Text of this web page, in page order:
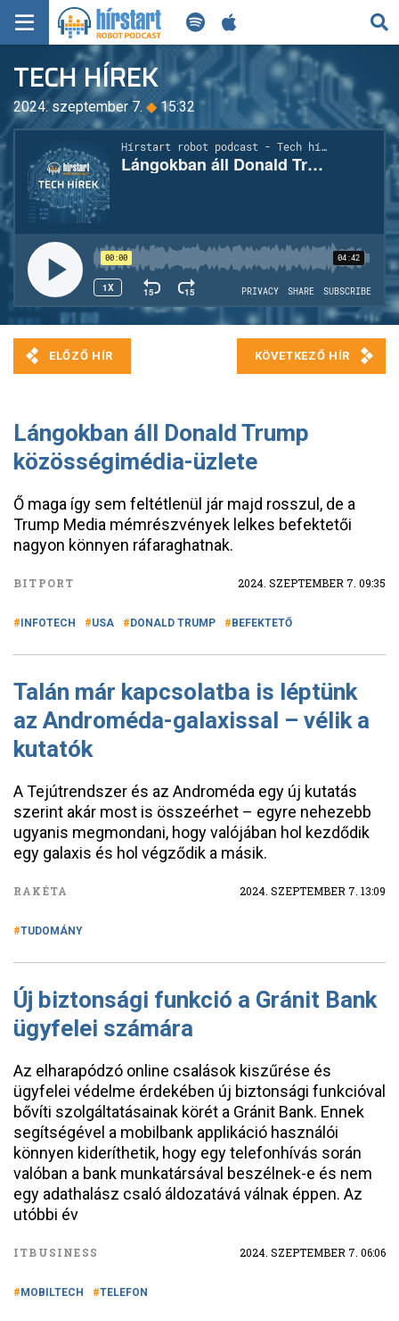
KERESÉS
KEZDŐLAP
FRISS HÍREK
TECH HÍREK
FILM-ZENE-SZÓRAKOZÁS
PLAYLIST
MI AZ A ROBOT PODCAST?
TECH HÍREK
2024. szeptember 7. ◆ 15:32
Lángokban áll Donald Trump
közösségimédia-üzlete
Ő maga így sem feltétlenül jár majd rosszul, de a
Trump Media mémrészvények lelkes befektetői
nagyon könnyen ráfaraghatnak.
BITPORT 2024. SZEPTEMBER 7. 09:35
INFOTECH USA DONALD TRUMP BEFEKTETŐ
Talán már kapcsolatba is léptünk
az Androméda-galaxissal – vélik a
kutatók
A Tejútrendszer és az Androméda egy új kutatás
szerint akár most is összeérhet – egyre nehezebb
ugyanis megmondani, hogy valójában hol kezdődik
egy galaxis és hol végződik a másik.
RAKÉTA 2024. SZEPTEMBER 7. 13:09
TUDOMÁNY
Új biztonsági funkció a Gránit Bank
ügyfelei számára
Az elharapódzó online csalások kiszűrése és
ügyfelei védelme érdekében új biztonsági funkcióval
bővíti szolgáltatásainak körét a Gránit Bank. Ennek
segítségével a mobilbank applikáció használói
könnyen kideríthetik, hogy egy telefonhívás során
valóban a bank munkatársával beszélnek-e és nem
egy adathalász csaló áldozatává válnak éppen. Az
utóbbi év
ITBUSINESS 2024. SZEPTEMBER 7. 06:06
MOBILTECH TELEFON